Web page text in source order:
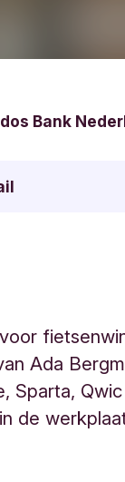
Bank
Ada
Sparta,
de